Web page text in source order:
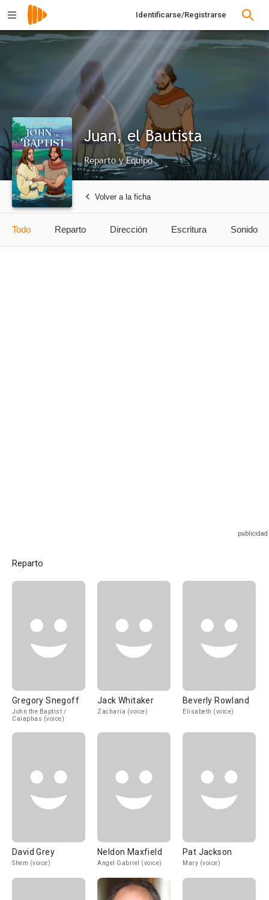
Identificarse/Registrarse
Juan, el Bautista
Reparto y Equipo
Volver a la ficha
Todo Reparto Dirección Escritura Sonido
Reparto
Gregory Snegoff
John the Baptist /
Caiaphas (voice)
Jack Whitaker
Zacharia (voice)
Beverly Rowland
Elisabeth (voice)
David Grey
Shem (voice)
Neldon Maxfield
Angel Gabriel (voice)
Pat Jackson
Mary (voice)